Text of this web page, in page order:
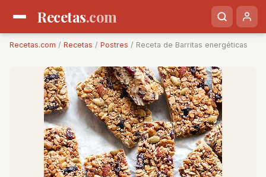
Recetas.com
Recetas.com / Recetas / Postres / Receta de Barritas energéticas